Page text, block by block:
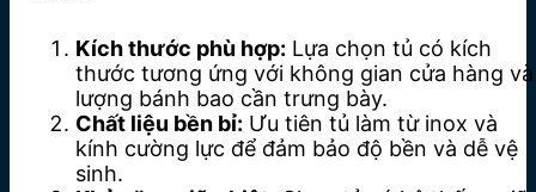
Kích thước phù hợp: Lựa chọn tủ có kích
thước tương ứng với không gian cửa hàng và
lượng bánh bao cần trưng bày.
Chất liệu bền bỉ: Ưu tiên tủ làm từ inox và
kính cường lực để đảm bảo độ bền và dễ vệ
sinh.